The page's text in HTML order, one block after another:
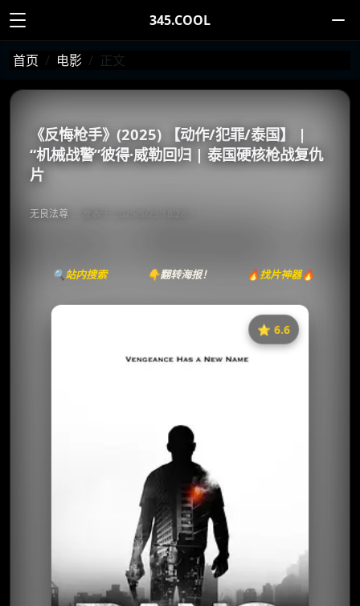
345.COOL
首页 电影 正文
《反悔枪手》(2025) 【动作/犯罪/泰国】 |
“机械战警”彼得·威勒回归 | 泰国硬核枪战复仇
片
无良法尊
🔍站内搜索 👇翻转海报！ 🔥找片神器🔥
⭐️ 6.6
《反悔枪手》